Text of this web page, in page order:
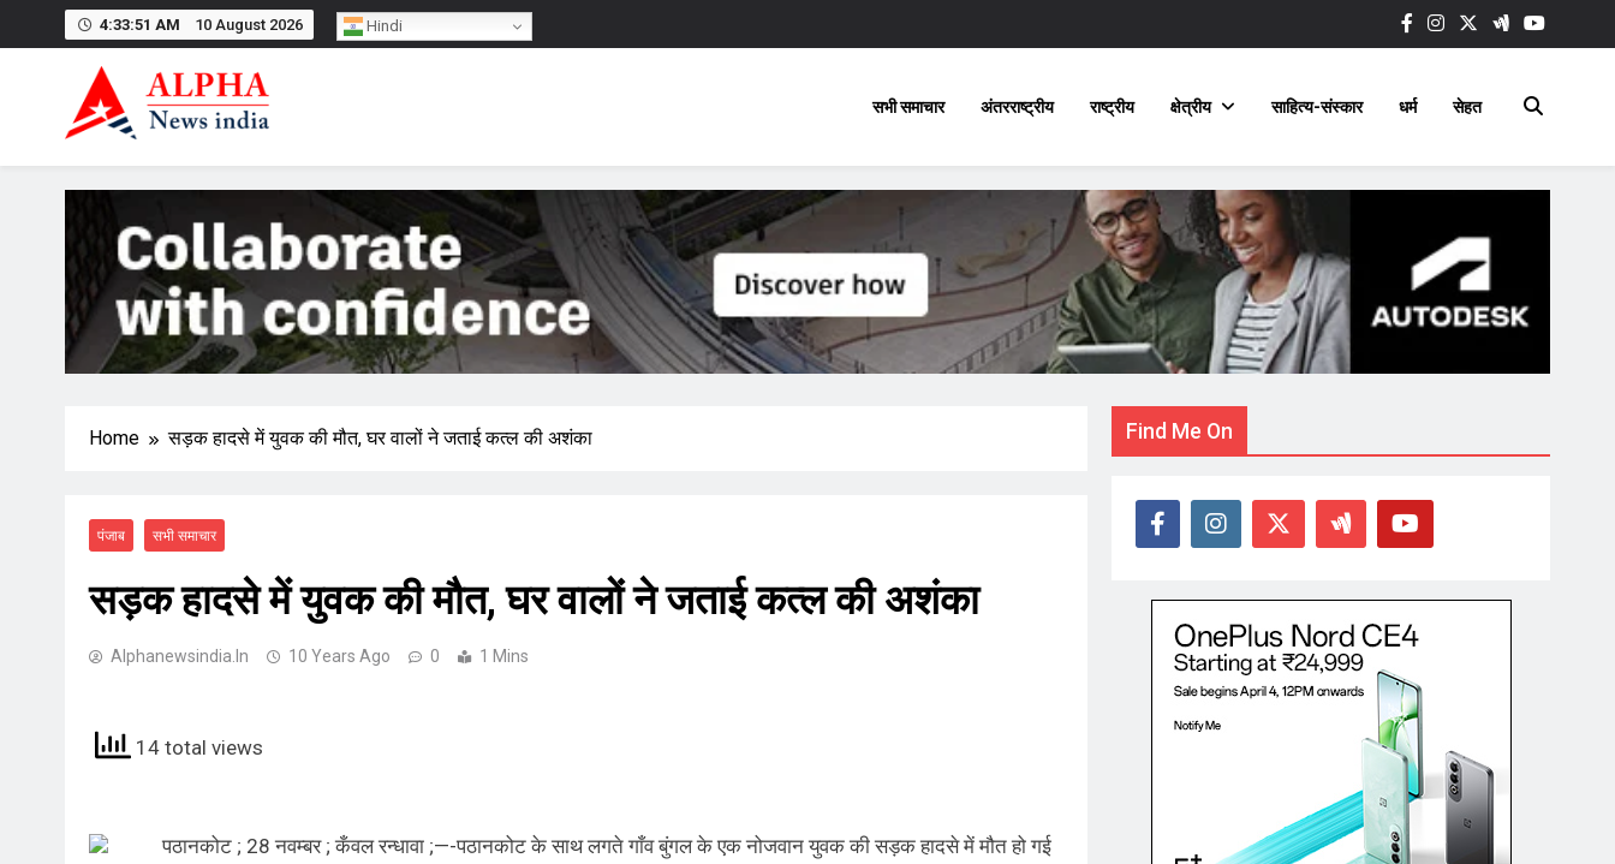
4:33:52 AM 10 August 2026
सभी समाचार अंतरराष्ट्रीय राष्ट्रीय क्षेत्रीय साहित्य-संस्कार धर्म सेहत
Home सड़क हादसे में युवक की मौत, घर वालों ने जताई कत्ल की अशंका
पंजाब सभी समाचार
सड़क हादसे में युवक की मौत, घर वालों ने जताई कत्ल की अशंका
Alphanewsindia.in 10 Years Ago 0 1 Mins
14 total views
पठानकोट ; 28 नवम्बर ; कँवल रन्धावा ;—-पठानकोट के साथ लगते गाँव बुंगल के एक नोजवान युवक की सड़क हादसे में मौत हो गई
Find Me On
Hindi